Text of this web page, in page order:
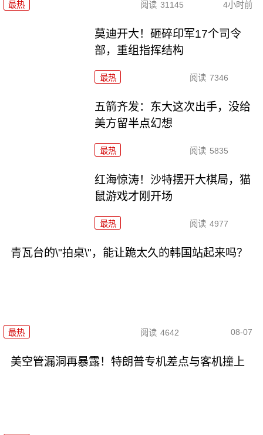
最热 阅读 31145 4小时前
莫迪开大！砸碎印军17个司令
部，重组指挥结构
最热 阅读 7346
五箭齐发：东大这次出手，没给
美方留半点幻想
最热 阅读 5835
红海惊涛！沙特摆开大棋局，猫
鼠游戏才刚开场
最热 阅读 4977
青瓦台的\"拍桌\"，能让跪太久的韩国站起来吗？
最热 阅读 4642 08-07
美空管漏洞再暴露！特朗普专机差点与客机撞上